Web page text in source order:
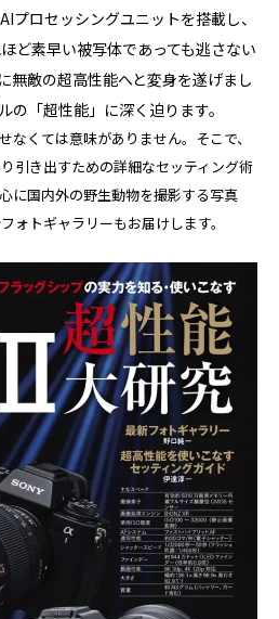
ロセッシングユニットを搭載し、
ど素早い被写体であっても逃さない
無敵の超高性能へと変身を遂げまし
の「超性能」に深く迫ります。
なくては意味がありません。そこで、
引き出すための詳細なセッティング術
に国内外の野生動物を撮影する写真
トギャラリーもお届けします。